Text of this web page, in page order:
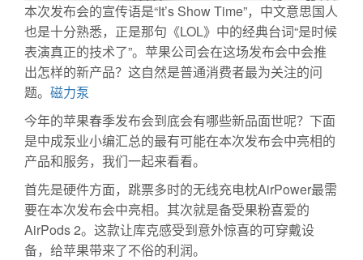
本次发布会的宣传语是“It’s Show Time”，中文意思国人
也是十分熟悉，正是那句《LOL》中的经典台词“是时候
表演真正的技术了”。苹果公司会在这场发布会中会推
出怎样的新产品？这自然是普通消费者最为关注的问
题。 磁力泵
今年的苹果春季发布会到底会有哪些新品面世呢？下面
是中成泵业小编汇总的最有可能在本次发布会中亮相的
产品和服务，我们一起来看看。
首先是硬件方面，跳票多时的无线充电枕AirPower最需
要在本次发布会中亮相。其次就是备受果粉喜爱的
AirPods 2。这款让库克感受到意外惊喜的可穿戴设
备，给苹果带来了不俗的利润。